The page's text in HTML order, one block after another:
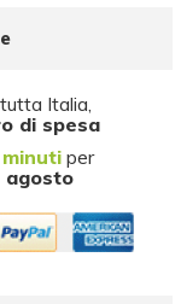
Italia,
di spesa
per
agosto